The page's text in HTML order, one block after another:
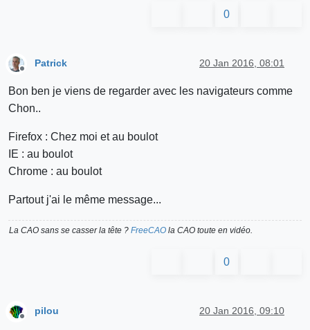
0
Patrick 20 Jan 2016, 08:01
Bon ben je viens de regarder avec les navigateurs comme
Chon..
Firefox : Chez moi et au boulot
IE : au boulot
Chrome : au boulot
Partout j'ai le même message...
La CAO sans se casser la tête ? FreeCAO la CAO toute en vidéo.
0
pilou 20 Jan 2016, 09:10